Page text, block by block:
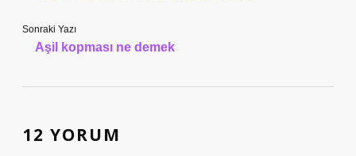
Sonraki Yazı
Aşil kopması ne demek
12 YORUM